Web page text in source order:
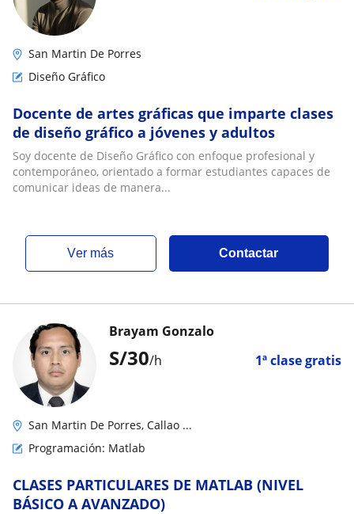
San Martin De Porres
Diseño Gráfico
Docente de artes gráficas que imparte clases
de diseño gráfico a jóvenes y adultos
Soy docente de Diseño Gráfico con enfoque profesional y
contemporáneo, orientado a formar estudiantes capaces de
comunicar ideas de manera...
ver más Contactar
S/30/h 1ª clase gratis
Brayam Gonzalo
San Martin De Porres, Callao ...
Programación: Matlab
CLASES PARTICULARES DE MATLAB (NIVEL
BÁSICO A AVANZADO)